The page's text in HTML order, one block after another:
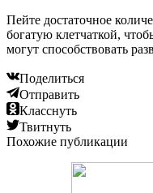
Пейте достаточное
богатую клетчаткой,
могут способствовать
Поделиться
Отправить
Класснуть
Твитнуть
Похожие публикации